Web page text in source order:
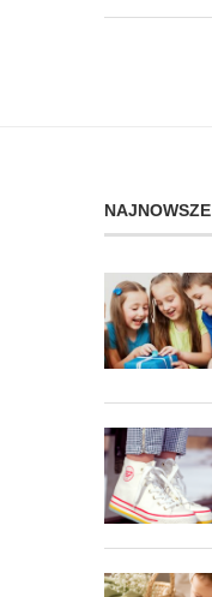
NAJNOWSZE